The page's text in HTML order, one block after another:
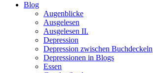
Blog
Augenblicke
Ausgelesen
Ausgelesen II.
Depression
Depression zwischen Buchdeckeln
Depressionen in Blogs
Essen